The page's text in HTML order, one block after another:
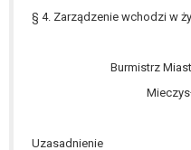
§ 4. Zarządzenie wchodzi w
Burmistrz
Uzasadnienie
zgody przed jej
przetwarzanie Pani/
przez administratora.